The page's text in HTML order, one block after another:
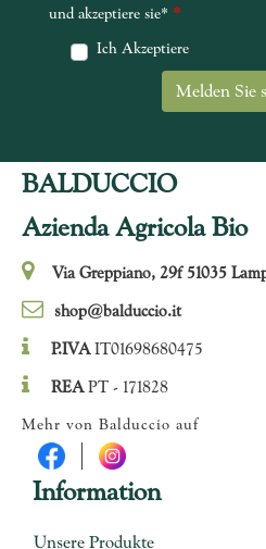
und akzeptiere sie* *
Ich Akzeptiere
BALDUCCIO
Azienda Agricola Bio
Via Greppiano, 29f 51035
shop@balduccio.it
P.IVAIT01698680475
REAPT - 171828
Mehr von Balduccio auf
Information
Unsere Produkte